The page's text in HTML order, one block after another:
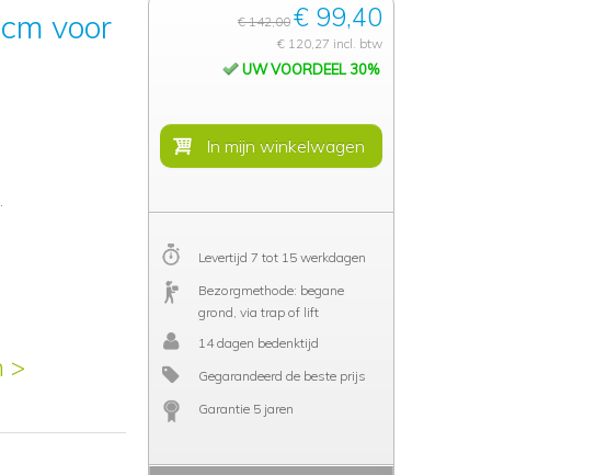
voor
>
€ 142,00 € 99,40
€ 120,27 incl. btw
UW VOORDEEL 30%
Levertijd 7 tot 15 werkdagen
Bezorgmethode: begane
grond, via trap of lift
14 dagen bedenktijd
Gegarandeerd de beste prijs
Garantie 5 jaren